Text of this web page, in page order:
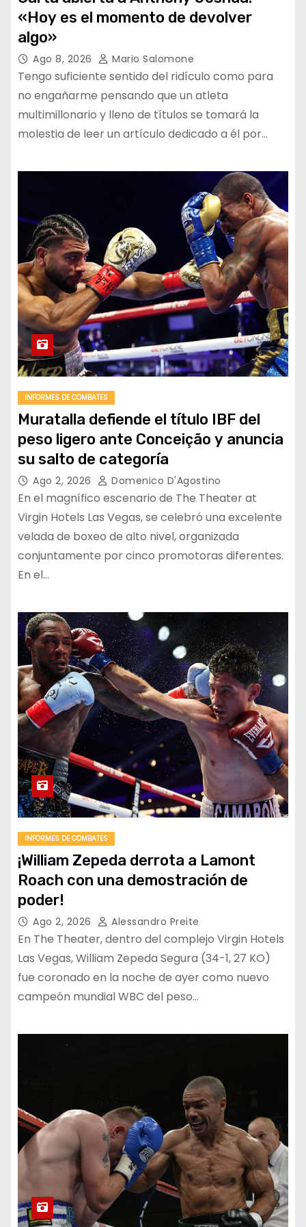
«Hoy es el momento de devolver
algo»
Ago 8, 2026 Mario Salomone
Tengo suficiente sentido del ridículo como para
no engañarme pensando que un atleta
multimillonario y lleno de títulos se tomará la
molestia de leer un artículo dedicado a él por…
INFORMES DE COMBATES
Muratalla defiende el título IBF del
peso ligero ante Conceição y anuncia
su salto de categoría
Ago 2, 2026 Domenico D'Agostino
En el magnífico escenario de The Theater at
Virgin Hotels Las Vegas, se celebró una excelente
velada de boxeo de alto nivel, organizada
conjuntamente por cinco promotoras diferentes.
En el…
INFORMES DE COMBATES
¡William Zepeda derrota a Lamont
Roach con una demostración de
poder!
Ago 2, 2026 Alessandro Preite
En The Theater, dentro del complejo Virgin Hotels
Las Vegas, William Zepeda Segura (34-1, 27 KO)
fue coronado en la noche de ayer como nuevo
campeón mundial WBC del peso…